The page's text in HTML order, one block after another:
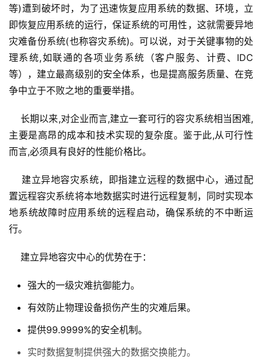
等)遭到破坏时，为了迅速恢复应用系统的数据、环境，立
即恢复应用系统的运行，保证系统的可用性，这就需要异地
灾难备份系统(也称容灾系统)。可以说，对于关键事物的处
理系统,如联通的各项业务系统（客户服务、计费、IDC
等），建立最高级别的安全体系，也是提高服务质量、在竞
长期以来,对企业而言,建立一套可行的容灾系统相当困难,
主要是高昂的成本和技术实现的复杂度。鉴于此,从可行性
建立异地容灾系统，即指建立远程的数据中心，通过配
置远程容灾系统将本地数据实时进行远程复制，同时实现本
地系统故障时应用系统的远程启动，确保系统的不中断运
强大的一级灾难抗御能力。
有效防止物理设备损伤产生的灾难后果。
提供99.9999%的安全机制。
实时数据复制提供强大的数据交换能力。